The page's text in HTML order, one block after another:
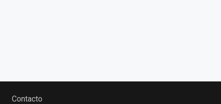
Contacto